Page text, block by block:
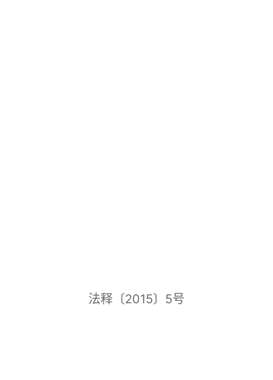
法释〔2015〕5号